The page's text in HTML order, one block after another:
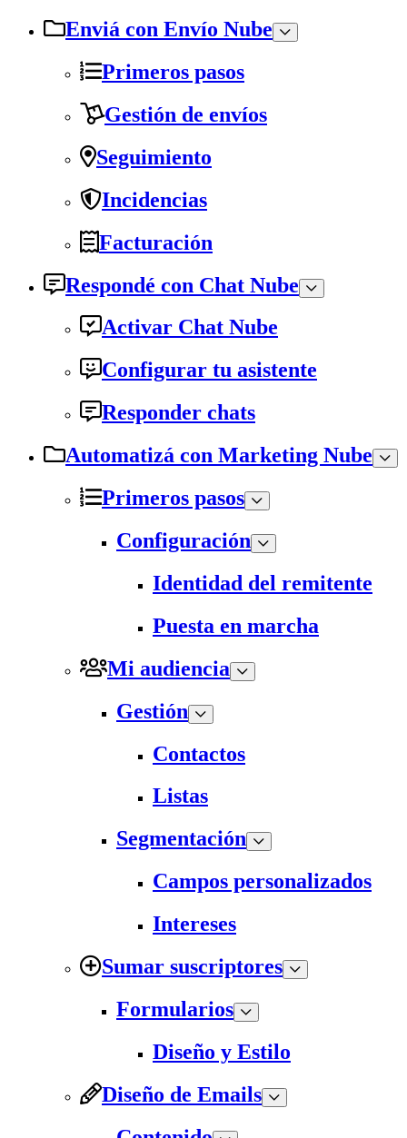
Enviá con Envío Nube
Primeros pasos
Gestión de envíos
Seguimiento
Incidencias
Facturación
Respondé con Chat Nube
Activar Chat Nube
Configurar tu asistente
Responder chats
Automatizá con Marketing Nube
Primeros pasos
Configuración
Identidad del remitente
Puesta en marcha
Mi audiencia
Gestión
Contactos
Listas
Segmentación
Campos personalizados
Intereses
Sumar suscriptores
Formularios
Diseño y Estilo
Diseño de Emails